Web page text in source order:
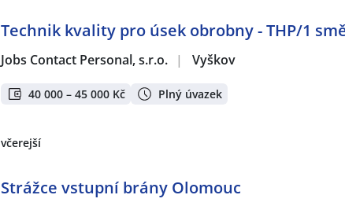
Technik kvality pro úsek obrobny - THP/1
Jobs Contact Personal, s.r.o. | Vyškov
40 000 – 45 000 Kč Plný úvazek
včerejší
Strážce vstupní brány Olomouc